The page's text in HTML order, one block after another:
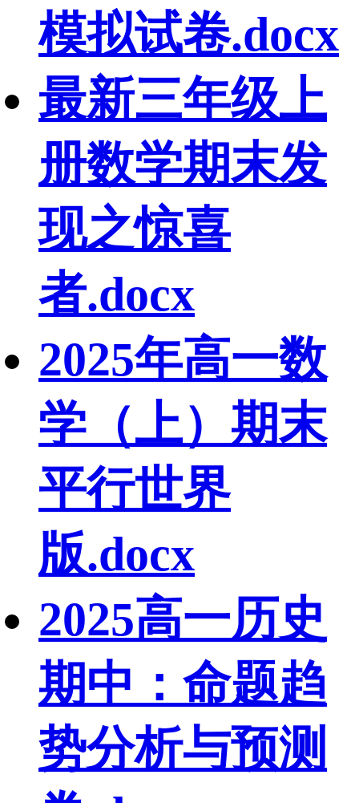
模拟试卷.docx
最新三年级上
册数学期末发
现之惊喜
者.docx
2025年高一数
学（上）期末
平行世界
版.docx
2025高一历史
期中：命题趋
势分析与预测